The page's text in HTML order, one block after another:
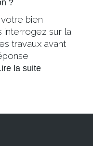
?
bien
interrogez sur la
travaux avant
la suite